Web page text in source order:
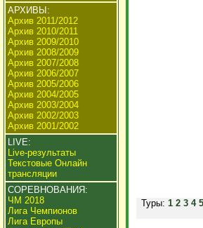
АРХИВЫ:
Архив 2011/2012
Архив 2010/2011
Архив 2009/2010
Архив 2008/2009
Архив 2007/2008
Архив 2006/2007
Архив 2005/2006
Архив 2004/2005
Архив 2003/2004
Архив 2002/2003
Архив 2001/2002
LIVE:
Live-результаты
Текстовые Онлайн
трансляции
СОРЕВНОВАНИЯ:
ЧМ 2018
Лига Чемпионов
Лига Европы
Туры: 1 2 3 4 5